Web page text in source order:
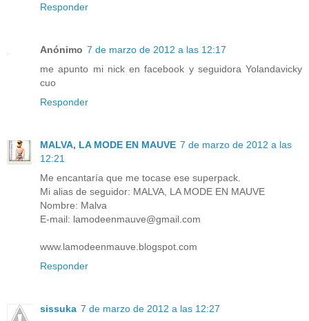
Responder
Anónimo 7 de marzo de 2012 a las 12:17
me apunto mi nick en facebook y seguidora Yolandavicky
cuo
Responder
MALVA, LA MODE EN MAUVE 7 de marzo de 2012 a las
12:21
Me encantaría que me tocase ese superpack.
Mi alias de seguidor: MALVA, LA MODE EN MAUVE
Nombre: Malva
E-mail: lamodeenmauve@gmail.com
www.lamodeenmauve.blogspot.com
Responder
sissuka 7 de marzo de 2012 a las 12:27